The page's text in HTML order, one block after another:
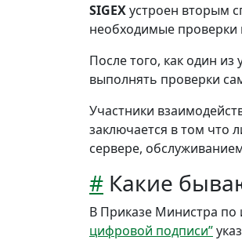
SIGEXустроен вторым
необходимые проверки
После того, как один
выполнять проверки
Участники
заключается в том что
сервере,
# Какие
В Приказе Министра по
цифровой подписи”